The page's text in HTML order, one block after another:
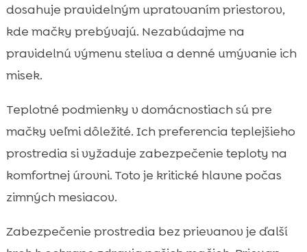
dosahuje pravidelným upratovaním priestorov,
kde mačky prebývajú. Nezabúdajme na
pravidelnú výmenu steliva a denné umývanie ich
misek.
Teplotné podmienky v domácnostiach sú pre
mačky veľmi dôležité. Ich preferencia teplejšieho
prostredia si vyžaduje zabezpečenie teploty na
komfortnej úrovni. Toto je kritické hlavne počas
zimných mesiacov.
Zabezpečenie prostredia bez prievanov je ďalší